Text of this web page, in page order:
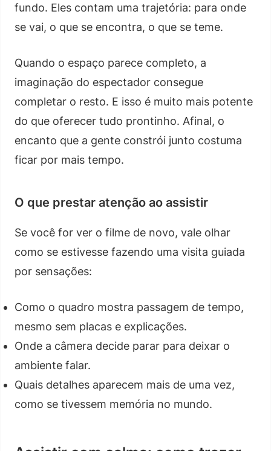
fundo. Eles contam uma trajetória: para onde
se vai, o que se encontra, o que se teme.
Quando o espaço parece completo, a
imaginação do espectador consegue
completar o resto. E isso é muito mais potente
do que oferecer tudo prontinho. Afinal, o
encanto que a gente constrói junto costuma
ficar por mais tempo.
O que prestar atenção ao assistir
Se você for ver o filme de novo, vale olhar
como se estivesse fazendo uma visita guiada
por sensações:
Como o quadro mostra passagem de tempo,
mesmo sem placas e explicações.
Onde a câmera decide parar para deixar o
ambiente falar.
Quais detalhes aparecem mais de uma vez,
como se tivessem memória no mundo.